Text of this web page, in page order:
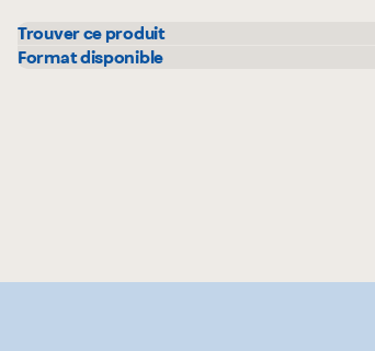
Trouver ce produit
Bonichoix
Format disponible